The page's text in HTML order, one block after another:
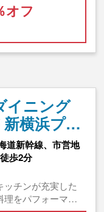
オフ
イニング
新横浜プ…
道新幹線、市営地
歩2分
ッチンが充実した
理をパフォーマ…